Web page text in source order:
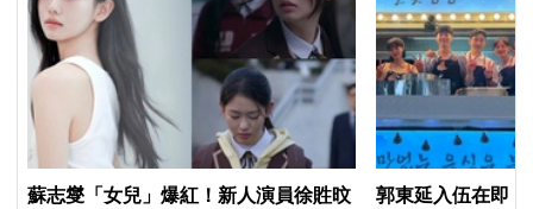
蘇志燮「女兒」爆紅！新人演員徐貹旼
郭東延入伍在即